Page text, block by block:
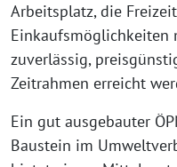
Arbeitsplatz, die
Einkaufsmöglichkeiten
zuverlässig,
Zeitrahmen erreicht
Ein gut ausgebauter
Baustein im